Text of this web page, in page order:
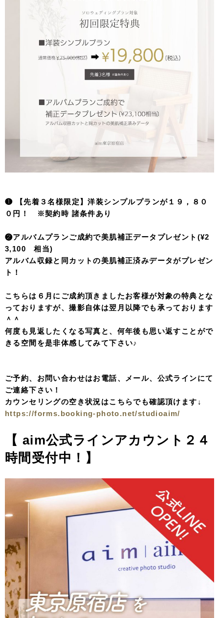
❶ 【先着３名様限定】洋装シンプルプランが１９，８０
０円！ ※契約時 諸条件あり
❷アルバムプランご成約で美肌補正データプレゼント(¥2
3,100 相当)
アルバム収録と同カットの美肌補正済みデータがプレゼン
ト！
こちらは６月にご成約頂きましたお客様が対象の特典とな
っておりますが、撮影自体は翌月以降でも承っております
＾＾
何度も見返したくなる写真と、何年後も思い返すことがで
きる空間を是非体感してみて下さい♪
ご予約、お問い合わせはお電話、メール、公式ラインにて
ご連絡下さい！
カウンセリングの空き状況はこちらでも確認頂けます↓
https://forms.booking-photo.net/studioaim/
【 aim公式ラインアカウント ２４
時間受付中！ 】